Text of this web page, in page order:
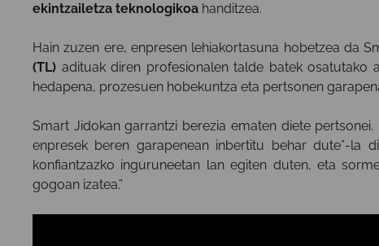
ekintzailetza teknologikoa handitzea.
Hain zuzen ere, enpresen lehiakortasuna hobetzea da
(TL) adituak diren profesionalen talde batek osatutako
hedapena, prozesuen hobekuntza eta pertsonen
Smart Jidokan garrantzi berezia ematen diete pertsonei.
enpresek beren garapenean inbertitu behar dute”-la
konfiantzazko inguruneetan lan egiten duten, eta
gogoan izatea.”